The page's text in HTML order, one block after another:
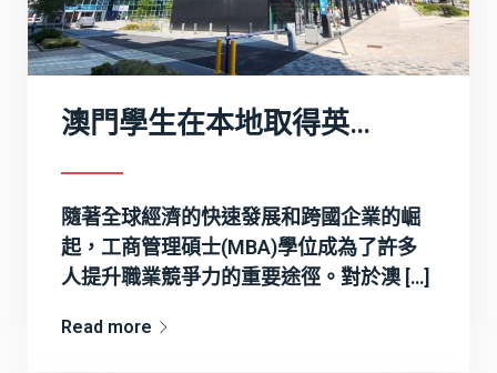
澳門學生在本地取得英國中央蘭開夏大學工商管理碩士(MBA)學位
隨著全球經濟的快速發展和跨國企業的崛
起，工商管理碩士(MBA)學位成為了許多
人提升職業競爭力的重要途徑。對於澳 […]
Read more